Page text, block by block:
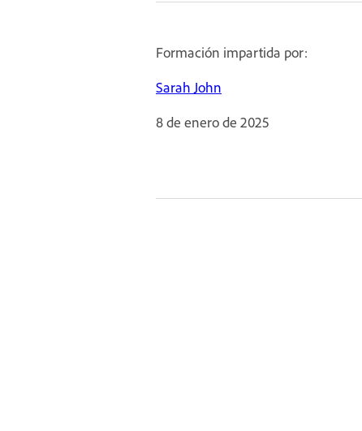
Formación impartida por:
Sarah John
8 de enero de 2025